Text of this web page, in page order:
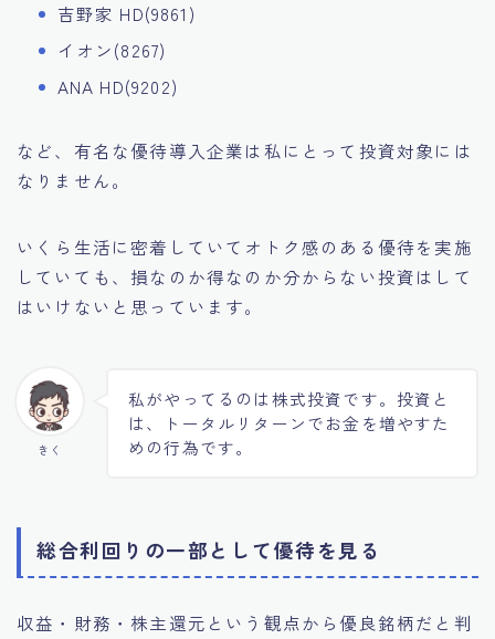
吉野家 HD(9861)
イオン(8267)
ANA HD(9202)
など、有名な優待導入企業は私にとって投資対象には
なりません。
いくら生活に密着していてオトク感のある優待を実施
していても、損なのか得なのか分からない投資はして
はいけないと思っています。
きく
私がやってるのは株式投資です。投資と
は、トータルリターンでお金を増やすた
めの行為です。
総合利回りの一部として優待を見る
収益・財務・株主還元という観点から優良銘柄だと判